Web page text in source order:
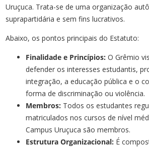
Uruçuca. Trata-se de uma organização
suprapartidária e sem fins lucrativos.
Abaixo, os pontos principais do Estatuto:
Finalidade e Princípios: O Grêmio
defender os interesses estudantis,
integração, a educação pública e o
forma de discriminação ou violência.
Membros: Todos os estudantes
matriculados nos cursos de nível
Campus Uruçuca são membros.
Estrutura Organizacional: É